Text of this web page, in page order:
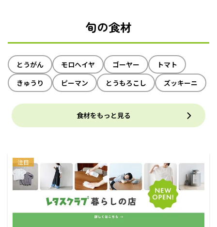
旬の食材
とうがん モロヘイヤ ゴーヤー
トマト
きゅうり
ピーマン とうもろこし ズッキーニ
食材をもっと見る
注目